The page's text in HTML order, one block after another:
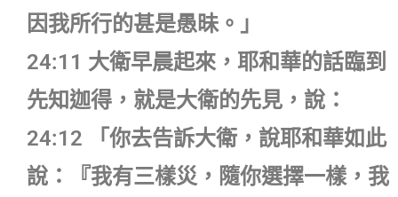
因我所行的甚是愚昧。」
24:11 大衛早晨起來，耶和華的話臨到
先知迦得，就是大衛的先見，說：
24:12 「你去告訴大衛，說耶和華如此
說：『我有三樣災，隨你選擇一樣，我